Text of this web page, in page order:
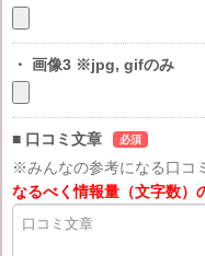
・ 画像3 ※jpg, gifのみ
■ 口コミ文章 必須
※みんなの参考になる口コ
なるべく情報量（文字数）